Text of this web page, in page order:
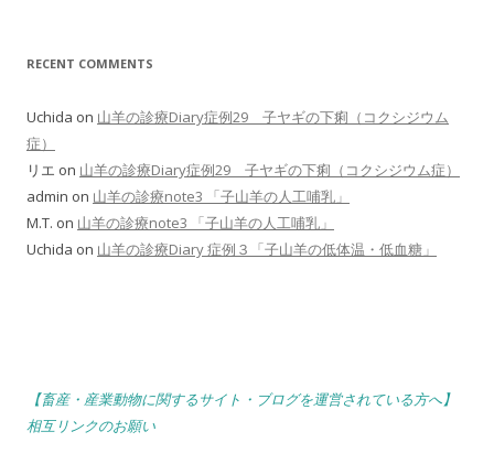
RECENT COMMENTS
Uchida on 山羊の診療Diary症例29 子ヤギの下痢（コクシジウム
症）
リエ on 山羊の診療Diary症例29 子ヤギの下痢（コクシジウム症）
admin on 山羊の診療note3 「子山羊の人工哺乳」
M.T. on 山羊の診療note3 「子山羊の人工哺乳」
Uchida on 山羊の診療Diary 症例３「子山羊の低体温・低血糖」
【畜産・産業動物に関するサイト・ブログを運営されている方へ】
相互リンクのお願い